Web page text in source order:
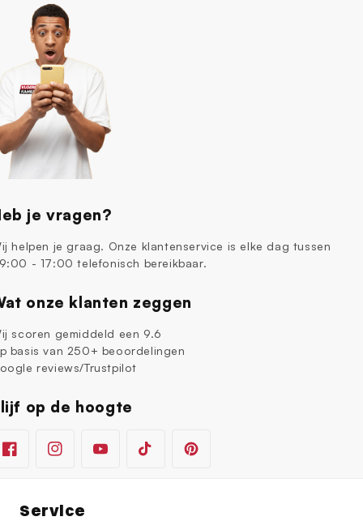
je vragen?
helpen je graag. Onze klantenservice is elke dag tussen
- 17:00 telefonisch bereikbaar.
onze klanten zeggen
scoren gemiddeld een 9.6
basis van 250+ beoordelingen
reviews/Trustpilot
op de hoogte
FacebookInstagramYouTubeTikTok Pinterest
Service